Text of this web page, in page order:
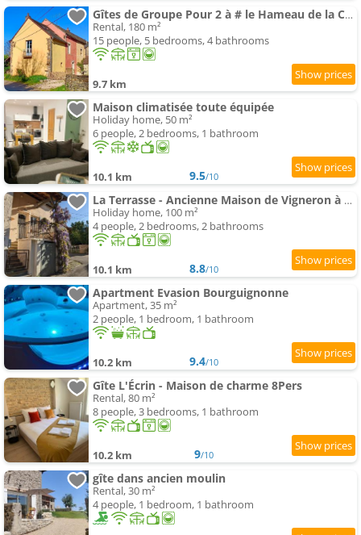
Gîtes de Groupe Pour 2 à # le Hameau de la Cadette
Rental, 180 m²
15 people, 5 bedrooms, 4 bathrooms
9.7 km
Maison climatisée toute équipée
Holiday home, 50 m²
6 people, 2 bedrooms, 1 bathroom
10.1 km 9.5/10
La Terrasse - Ancienne Maison de Vigneron à Saint Gengoux
Holiday home, 100 m²
4 people, 2 bedrooms, 2 bathrooms
10.1 km 8.8/10
Apartment Evasion Bourguignonne
Apartment, 35 m²
2 people, 1 bedroom, 1 bathroom
10.2 km 9.4/10
Gîte L'Écrin - Maison de charme 8Pers
Rental, 80 m²
8 people, 3 bedrooms, 1 bathroom
10.2 km 9/10
gîte dans ancien moulin
Rental, 30 m²
4 people, 1 bedroom, 1 bathroom